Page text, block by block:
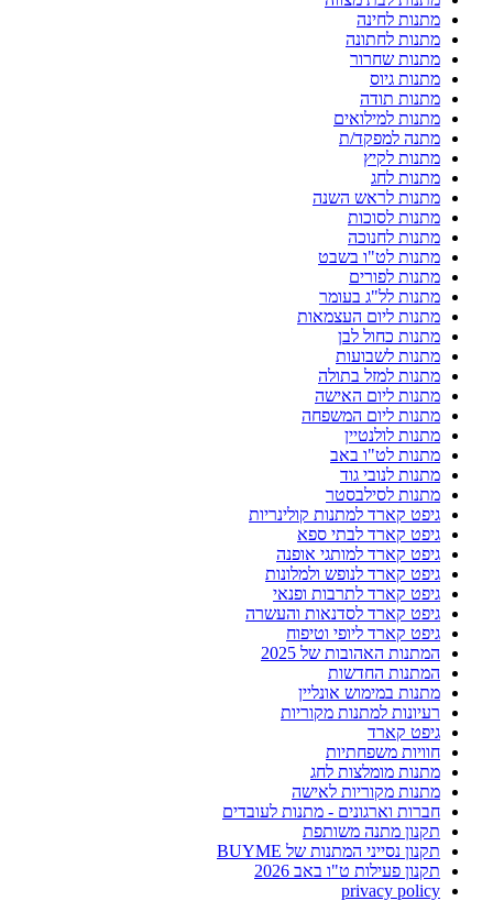
מתנות לחינה
מתנות לחתונה
מתנות שחרור
מתנות גיוס
מתנות תודה
מתנות למילואים
מתנה למפקד/ת
מתנות לקיץ
מתנות לחג
מתנות לראש השנה
מתנות לסוכות
מתנות לחנוכה
מתנות לט"ו בשבט
מתנות לפורים
מתנות לל"ג בעומר
מתנות ליום העצמאות
מתנות כחול לבן
מתנות לשבועות
מתנות למזל בתולה
מתנות ליום האישה
מתנות ליום המשפחה
מתנות לולנטיין
מתנות לט"ו באב
מתנות לנובי גוד
מתנות לסילבסטר
גיפט קארד למתנות קולינריות
גיפט קארד לבתי ספא
גיפט קארד למותגי אופנה
גיפט קארד לנופש ולמלונות
גיפט קארד לתרבות ופנאי
גיפט קארד לסדנאות והעשרה
גיפט קארד ליופי וטיפוח
המתנות האהובות של 2025
המתנות החדשות
מתנות במימוש אונליין
רעיונות למתנות מקוריות
גיפט קארד
חוויות משפחתיות
מתנות מומלצות לחג
מתנות מקוריות לאישה
חברות וארגונים - מתנות לעובדים
תקנון מתנה משותפת
תקנון נסייני המתנות של BUYME
תקנון פעילות ט"ו באב 2026
privacy policy